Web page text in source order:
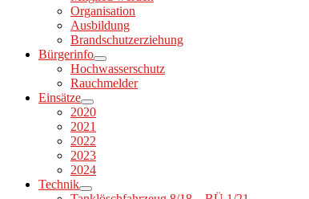
Organisation
Ausbildung
Brandschutzerziehung
Bürgerinfo
Hochwasserschutz
Rauchmelder
Einsätze
2020
2021
2022
2023
2024
Technik